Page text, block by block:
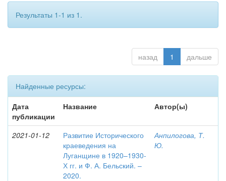
Результаты 1-1 из 1.
назад 1 дальше
Найденные ресурсы:
Дата
публикации
Название Автор(ы)
2021-01-12
Развитие Исторического
краеведения на
Луганщине в 1920–1930-
Х гг. и Ф. А. Бельский. –
2020.
Анпилогова, Т.
Ю.